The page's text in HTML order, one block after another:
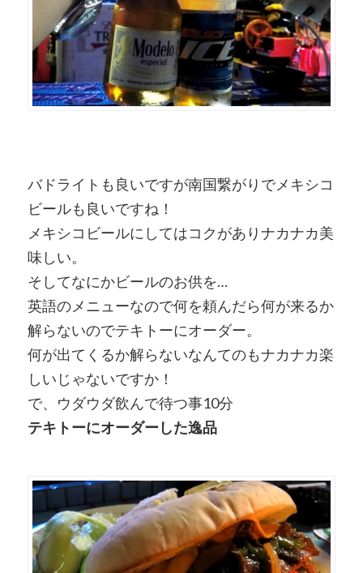
バドライトも良いですが南国繋がりでメキシコ
ビールも良いですね！
メキシコビールにしてはコクがありナカナカ美
味しい。
そしてなにかビールのお供を…
英語のメニューなので何を頼んだら何が来るか
解らないのでテキトーにオーダー。
何が出てくるか解らないなんてのもナカナカ楽
しいじゃないですか！
で、ウダウダ飲んで待つ事10分
テキトーにオーダーした逸品